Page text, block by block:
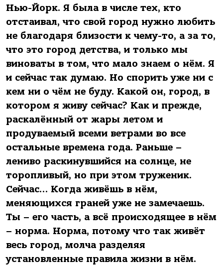
Нью-Йорк. Я была в числе тех, кто
отстаивал, что свой город нужно любить
не благодаря близости к чему-то, а за то,
что это город детства, и только мы
виноваты в том, что мало знаем о нём. Я
и сейчас так думаю. Но спорить уже ни с
кем ни о чём не буду. Какой он, город, в
котором я живу сейчас? Как и прежде,
раскалённый от жары летом и
продуваемый всеми ветрами во все
остальные времена года. Раньше –
лениво раскинувшийся на солнце, не
торопливый, но при этом труженик.
Сейчас… Когда живёшь в нём,
меняющихся граней уже не замечаешь.
Ты – его часть, а всё происходящее в нём
– норма. Норма, потому что так живёт
весь город, молча разделяя
установленные правила жизни в нём.